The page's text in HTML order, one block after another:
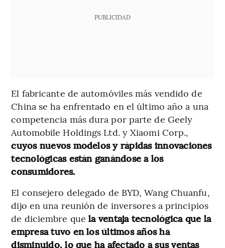
PUBLICIDAD
El fabricante de automóviles más vendido de
China se ha enfrentado en el último año a una
competencia más dura por parte de Geely
Automobile Holdings Ltd. y Xiaomi Corp.,
cuyos nuevos modelos y rápidas innovaciones
tecnológicas están ganándose a los
consumidores.
El consejero delegado de BYD, Wang Chuanfu,
dijo en una reunión de inversores a principios
de diciembre quela ventaja tecnológica que la
empresa tuvo en los últimos años ha
disminuido, lo que ha afectado a sus ventas